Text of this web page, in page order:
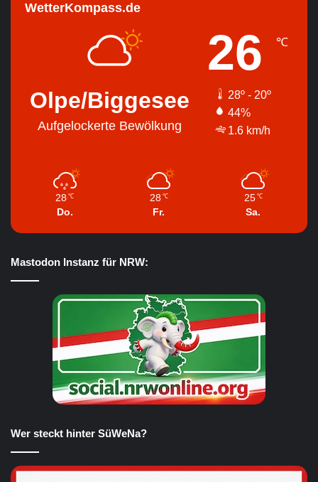
WetterKompass.de
Olpe/Biggesee
Aufgelockerte Bewölkung
26 ℃
28º - 20º
44%
1.6 km/h
28 ℃
Do.
28 ℃
Fr.
25 ℃
Sa.
Mastodon Instanz für NRW:
Wer steckt hinter SüWeNa?